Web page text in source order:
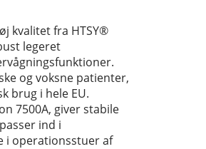
kvalitet fra HTSY®
legeret
og voksne patienter,
brug i hele EU.
7500A, giver stabile
ind i
i operationsstuer af